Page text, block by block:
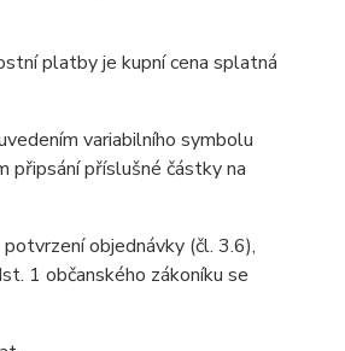
platby je kupní cena splatná
variabilního symbolu
připsání příslušné částky na
objednávky (čl. 3.6),
1 občanského zákoníku se